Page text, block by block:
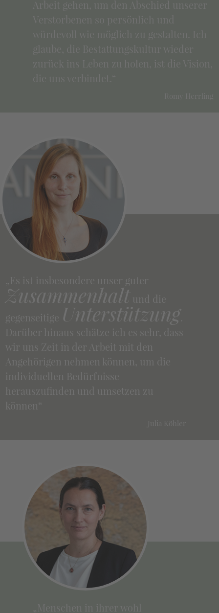
„Es ist insbesondere unser guter
Zusammenhalt und die
gegenseitige Unterstützung.
Darüber hinaus schätze ich es sehr, dass
wir uns Zeit in der Arbeit mit den
Angehörigen nehmen können, um die
individuellen Bedürfnisse
herauszufinden und umsetzen zu
können“
Julia Köhler